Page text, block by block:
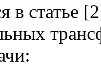
в статье